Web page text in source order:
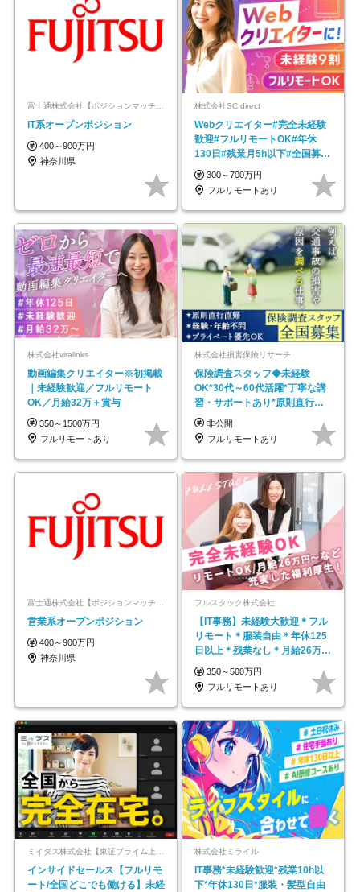
富士通株式会社【ポジションマッチ登録】
IT系オープンポジション
400～900万円
神奈川県
株式会社SC direct
Webクリエイター#完全未経験
歓迎#フルリモートOK#年休
130日#残業月5h以下#全国募集
#最大1年の研修
300～700万円
フルリモートあり
株式会社viralinks
動画編集クリエイター※初掲載
｜未経験歓迎／フルリモート
OK／月給32万＋賞与
350～1500万円
フルリモートあり
株式会社損害保険リサーチ
保険調査スタッフ◆未経験
OK*30代～60代活躍*丁寧な講
習・サポートあり*原則直行直
帰／全国募集・業務委託
非公開
フルリモートあり
富士通株式会社【ポジションマッチ登録】
営業系オープンポジション
400～900万円
神奈川県
フルスタック株式会社
【IT事務】未経験大歓迎＊フル
リモート＊服装自由＊年休125
日以上＊残業なし＊月給26万円
以上
350～500万円
フルリモートあり
インサイドセールス【フルリモ
ート/全国どこでも働ける】未経
株式会社ミライル
IT事務*未経験歓迎*残業10h以
下*年休130日*服装・髪型自由